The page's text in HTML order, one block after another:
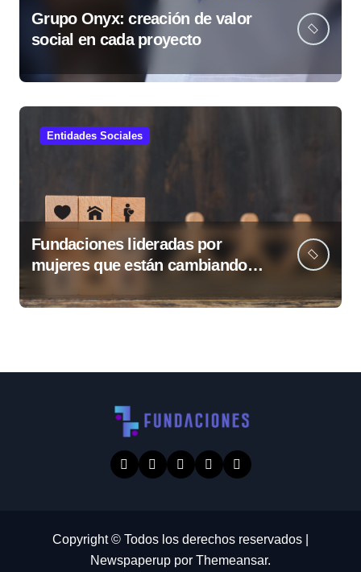
Grupo Onyx: creación de valor
social en cada proyecto
Entidades Sociales
Fundaciones lideradas por
mujeres que están cambiando
Guatemala
Copyright © Todos los derechos reservados
Newspaperup por Themeansar.